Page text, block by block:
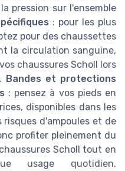
pression sur l'ensemble
: pour les plus
pour des chaussettes
la circulation sanguine,
chaussures Scholl lors
Bandes et protections
: pensez à vos pieds en
disponibles dans les
d'ampoules et de
profiter pleinement du
Scholl tout en
usage quotidien.